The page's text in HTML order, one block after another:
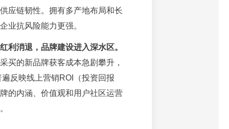
应链韧性。拥有多产地布局和长
业抗风险能力更强。
利消退，品牌建设进入深水区。
买的新品牌获客成本急剧攀升，
反映线上营销ROI（投资回报
的内涵、价值观和用户社区运营